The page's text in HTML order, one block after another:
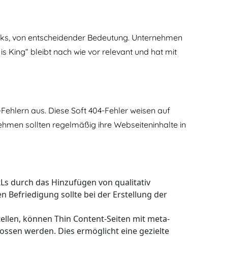
von entscheidender Bedeutung. Unternehmen
King“ bleibt nach wie vor relevant und hat mit
aus. Diese Soft 404-Fehler weisen auf
sollten regelmäßig ihre Webseiteninhalte in
durch das Hinzufügen von qualitativ
Befriedigung sollte bei der Erstellung der
können Thin Content-Seiten mit meta-
werden. Dies ermöglicht eine gezielte